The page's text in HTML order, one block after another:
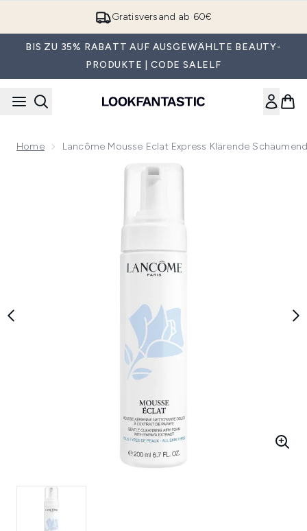
Gratisversand ab 60€
BIS ZU 35% RABATT AUF AUSGEWÄHLTE BEAUTY-
PRODUKTE | CODE SALELF
Home Lancôme Mousse Eclat Express Klärende
Now showing image 1 Lancôme Mousse Eclat Express